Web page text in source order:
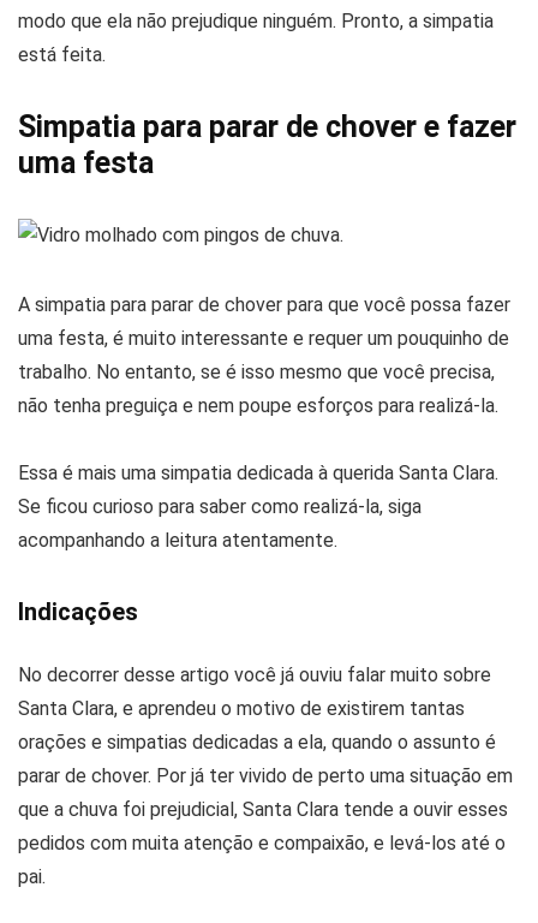
modo que ela não prejudique ninguém. Pronto, a simpatia
está feita.
Simpatia para parar de chover e fazer
uma festa
A simpatia para parar de chover para que você possa fazer
uma festa, é muito interessante e requer um pouquinho de
trabalho. No entanto, se é isso mesmo que você precisa,
não tenha preguiça e nem poupe esforços para realizá-la.
Essa é mais uma simpatia dedicada à querida Santa Clara.
Se ficou curioso para saber como realizá-la, siga
acompanhando a leitura atentamente.
Indicações
No decorrer desse artigo você já ouviu falar muito sobre
Santa Clara, e aprendeu o motivo de existirem tantas
orações e simpatias dedicadas a ela, quando o assunto é
parar de chover. Por já ter vivido de perto uma situação em
que a chuva foi prejudicial, Santa Clara tende a ouvir esses
pedidos com muita atenção e compaixão, e levá-los até o
pai.